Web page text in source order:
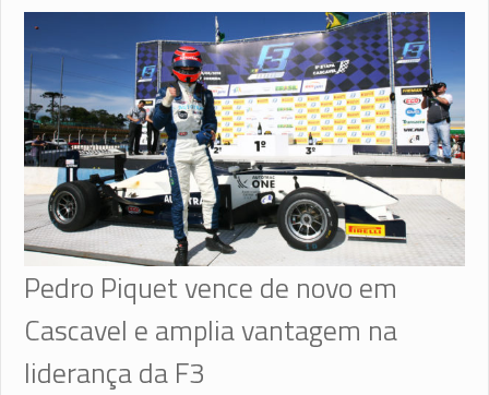
Pedro Piquet vence de novo em
Cascavel e amplia vantagem na
liderança da F3